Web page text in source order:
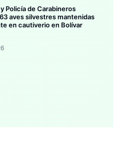
Policía de Carabineros
aves silvestres mantenidas
en cautiverio en Bolívar